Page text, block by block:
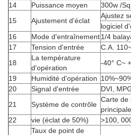
14
Puissance moyen
300w /
15
Ajustement d'éclat
Ajustez
logiciel
16
Mode d'entraînement1/4
17
Tension d'entrée
C.A.
18
La température
d'opération
-40° C~
19
Humidité d'opération
20
Signal d'entrée
DVI,
21
Système de contrôle
Carte de
22
vie (éclat de 50%) >100,
Taux de point de